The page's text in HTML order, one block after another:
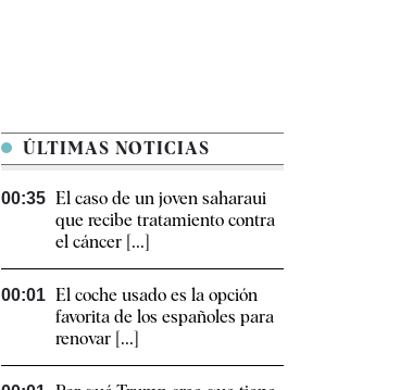
ÚLTIMAS NOTICIAS
00:35 El caso de un joven saharaui
que recibe tratamiento contra
el cáncer [...]
00:01 El coche usado es la opción
favorita de los españoles para
renovar [...]